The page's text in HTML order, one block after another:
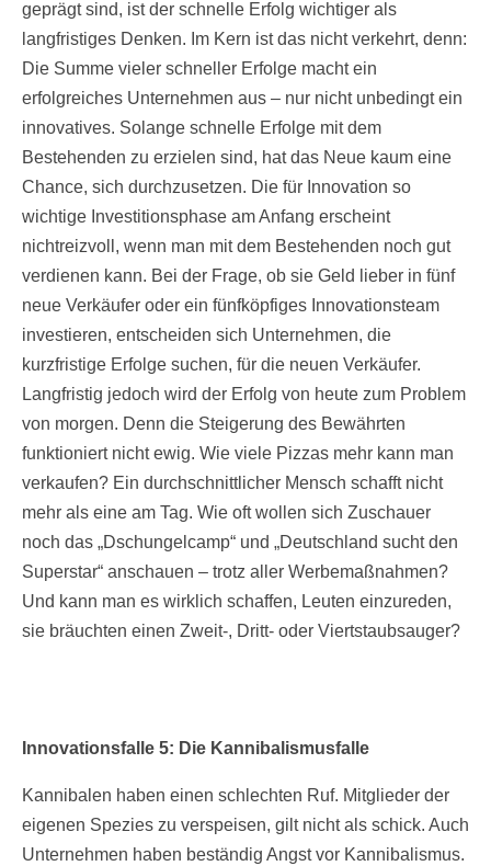
geprägt sind, ist der schnelle Erfolg wichtiger als
langfristiges Denken. Im Kern ist das nicht verkehrt, denn:
Die Summe vieler schneller Erfolge macht ein
erfolgreiches Unternehmen aus – nur nicht unbedingt ein
innovatives. Solange schnelle Erfolge mit dem
Bestehenden zu erzielen sind, hat das Neue kaum eine
Chance, sich durchzusetzen. Die für Innovation so
wichtige Investitionsphase am Anfang erscheint
nichtreizvoll, wenn man mit dem Bestehenden noch gut
verdienen kann. Bei der Frage, ob sie Geld lieber in fünf
neue Verkäufer oder ein fünfköpfiges Innovationsteam
investieren, entscheiden sich Unternehmen, die
kurzfristige Erfolge suchen, für die neuen Verkäufer.
Langfristig jedoch wird der Erfolg von heute zum Problem
von morgen. Denn die Steigerung des Bewährten
funktioniert nicht ewig. Wie viele Pizzas mehr kann man
verkaufen? Ein durchschnittlicher Mensch schafft nicht
mehr als eine am Tag. Wie oft wollen sich Zuschauer
noch das „Dschungelcamp“ und „Deutschland sucht den
Superstar“ anschauen – trotz aller Werbemaßnahmen?
Und kann man es wirklich schaffen, Leuten einzureden,
sie bräuchten einen Zweit-, Dritt- oder Viertstaubsauger?
Innovationsfalle 5: Die Kannibalismusfalle
Kannibalen haben einen schlechten Ruf. Mitglieder der
eigenen Spezies zu verspeisen, gilt nicht als schick. Auch
Unternehmen haben beständig Angst vor Kannibalismus.